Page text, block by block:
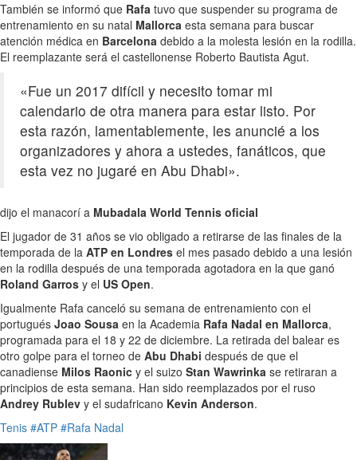
También se informó que Rafa tuvo que suspender su programa de
entrenamiento en su natal Mallorca esta semana para buscar
atención médica en Barcelona debido a la molesta lesión en la rodilla.
El reemplazante será el castellonense Roberto Bautista Agut.
«Fue un 2017 difícil y necesito tomar mi
calendario de otra manera para estar listo. Por
esta razón, lamentablemente, les anuncié a los
organizadores y ahora a ustedes, fanáticos, que
esta vez no jugaré en Abu Dhabi».
dijo el manacorí a Mubadala World Tennis oficial
El jugador de 31 años se vio obligado a retirarse de las finales de la
temporada de la ATP en Londres el mes pasado debido a una lesión
en la rodilla después de una temporada agotadora en la que ganó
Roland Garros y el US Open.
Igualmente Rafa canceló su semana de entrenamiento con el
portugués Joao Sousa en la Academia Rafa Nadal en Mallorca,
programada para el 18 y 22 de diciembre. La retirada del balear es
otro golpe para el torneo de Abu Dhabi después de que el
canadiense Milos Raonic y el suizo Stan Wawrinka se retiraran a
principios de esta semana. Han sido reemplazados por el ruso
Andrey Rublev y el sudafricano Kevin Anderson.
Tenis #ATP #Rafa Nadal